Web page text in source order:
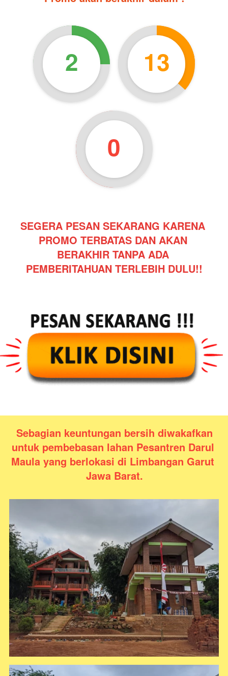
2 12
58
SEGERA PESAN SEKARANG KARENA
PROMO TERBATAS DAN AKAN
BERAKHIR TANPA ADA
PEMBERITAHUAN TERLEBIH DULU!!
Sebagian keuntungan bersih diwakafkan
untuk pembebasan lahan Pesantren Darul
Maula yang berlokasi di Limbangan Garut
Jawa Barat.